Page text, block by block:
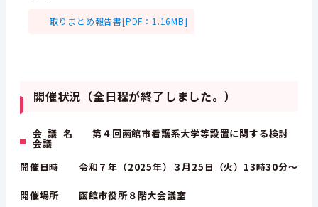
取りまとめ報告書[PDF：1.16MB]
開催状況（全日程が終了しました。）
会 議 名 第４回函館市看護系大学等設置に関する検討
会議
開催日時 令和７年（2025年）３月25日（火）13時30分～
開催場所 函館市役所８階大会議室